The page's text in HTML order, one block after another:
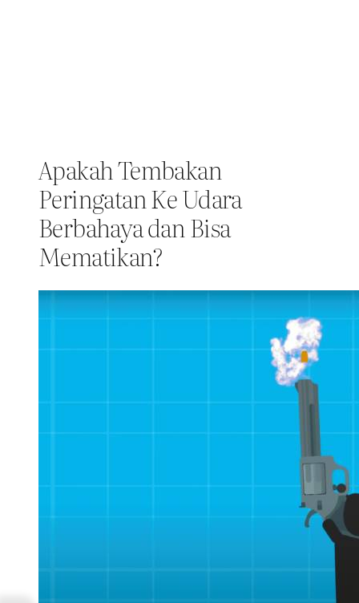
Apakah Tembakan
Peringatan Ke Udara
Berbahaya dan Bisa
Mematikan?